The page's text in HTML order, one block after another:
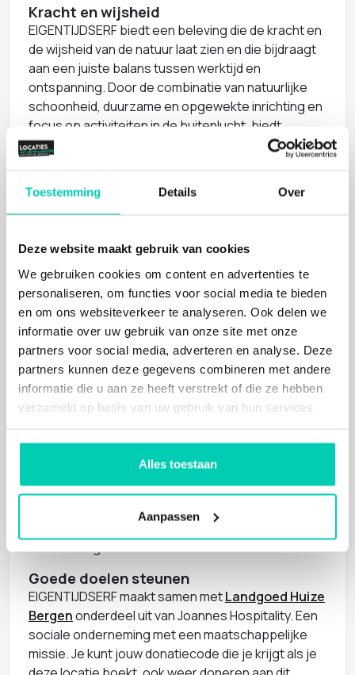
Toestemming Details Over
Deze website maakt gebruik van cookies
We gebruiken cookies om content en advertenties te
personaliseren, om functies voor social media te bieden
en om ons websiteverkeer te analyseren. Ook delen we
informatie over uw gebruik van onze site met onze
partners voor social media, adverteren en analyse. Deze
partners kunnen deze gegevens combineren met andere
informatie die u aan ze heeft verstrekt of die ze hebben
verzameld op basis van uw gebruik van hun services.
Alles toestaan
Aanpassen
Kracht en wijsheid
EIGENTIJDSERF biedt een beleving die de kracht en
de wijsheid van de natuur laat zien en die bijdraagt
aan een juiste balans tussen werktijd en
ontspanning. Door de combinatie van natuurlijke
schoonheid, duurzame en opgewekte inrichting en
focus op activiteiten in de buitenlucht, biedt
EIGENTIJDSERF een inspirerende omgeving voor
professionele en persoonlijke groei. Het is een
en zich laten inspireren door de groene omgeving.
Je kunt bij EIGENTIJDSERF een middelgroot event
organiseren, in de grote zaal kun je tot 130
personen terecht. Daarna kun je alle kanten op in
de vele breakoutrooms. Of ga lekker met z'n allen
het bos in. Ontdek de Brabantse gastvrijheid en blijf
logeren voor je meerdaagse meeting.
EIGENTIJDSERF is een duurzame locatie
Het restaurant van EIGENTIJDSERF serveert
gerechten bereid met lokale, seizoensgebonden
terrein van EIGENTIJDSERF is een circulair
ingerichte bostuin te vinden en een kas waar
groenten worden verbouwd. Ze hebben niet voor
niets al jarenlang een Green Key Goud
Goede doelen steunen
EIGENTIJDSERF maakt samen metLandgoed Huize
Bergenonderdeel uit van Joannes Hospitality. Een
sociale onderneming met een maatschappelijke
missie. Je kunt jouw donatiecode die je krijgt als je